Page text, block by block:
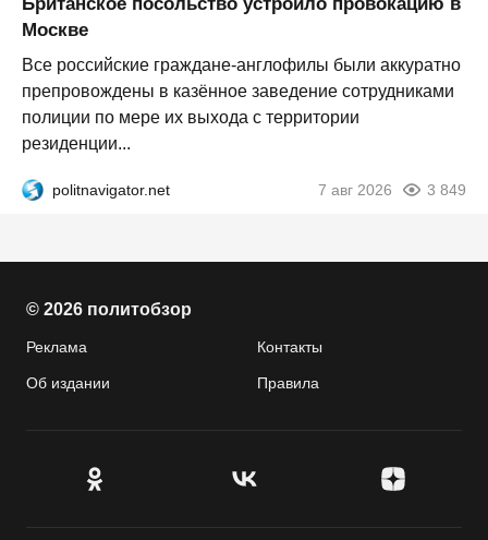
Москве
Все российские граждане-англофилы были аккуратно
препровождены в казённое заведение сотрудниками
полиции по мере их выхода с территории
резиденции...
politnavigator.net 7 авг 2026 3 849
© 2026 политобзор
Реклама Контакты
Об издании Правила